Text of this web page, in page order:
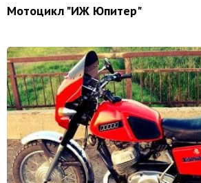
Мотоцикл "ИЖ Юпитер"